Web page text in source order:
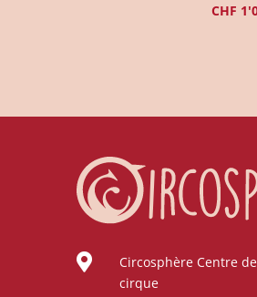
CHF

Circosphère Centre
cirque